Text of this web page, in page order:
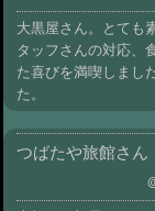
大黒屋さん。とても
タッフさんの対応、
た喜びを満喫しまし
た。
つばたや旅館さん